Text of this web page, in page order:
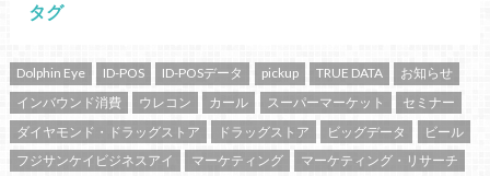
タグ
Dolphin Eye ID-POS ID-POSデータ pickup TRUE DATA
お知らせ
インバウンド消費
ウレコン カール スーパーマーケット
セミナー
ダイヤモンド・ドラッグストア
ドラッグストア ビッグデータ
ビール
フジサンケイビジネスアイ
マーケティング マーケティング・リサーチ